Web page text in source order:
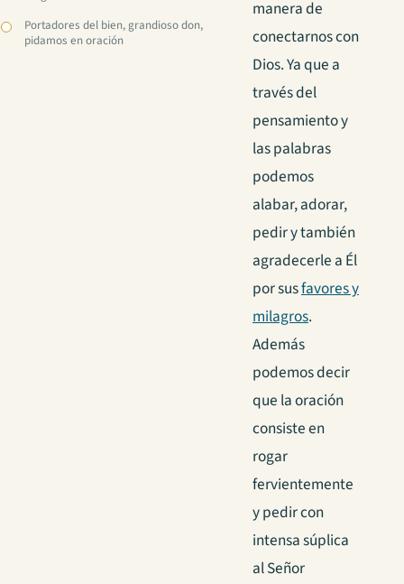
Portadores del bien, grandioso don,
pidamos en oración
manera de
conectarnos con
Dios. Ya que a
través del
pensamiento y
las palabras
podemos
alabar, adorar,
pedir y también
agradecerle a Él
por susfavores y
milagros.
Además
podemos decir
que la oración
consiste en
rogar
fervientemente
y pedir con
intensa súplica
al Señor